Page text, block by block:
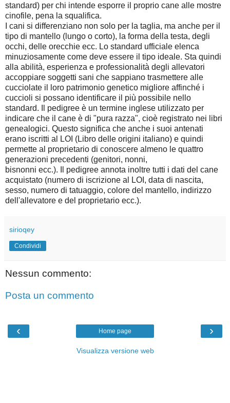
standard) per chi intende esporre il proprio cane alle mostre
cinofile, pena la squalifica.
I cani si differenziano non solo per la taglia, ma anche per il
tipo di mantello (lungo o corto), la forma della testa, degli
occhi, delle orecchie ecc. Lo standard ufficiale elenca
minuziosamente come deve essere il tipo ideale. Sta quindi
alla abilità, esperienza e professionalità degli allevatori
accoppiare soggetti sani che sappiano trasmettere alle
cucciolate il loro patrimonio genetico migliore affinché i
cuccioli si possano identificare il più possibile nello
standard. Il pedigree è un termine inglese utilizzato per
indicare che il cane è di "pura razza", cioè registrato nei libri
genealogici. Questo significa che anche i suoi antenati
erano iscritti al LOI (Libro delle origini italiano) e quindi
permette al proprietario di conoscere almeno le quattro
generazioni precedenti (genitori, nonni,
bisnonni ecc.). Il pedigree annota inoltre tutti i dati del cane
acquistato (numero di iscrizione al LOI, data di nascita,
sesso, numero di tatuaggio, colore del mantello, indirizzo
dell'allevatore e del proprietario ecc.).
sirioqey
Condividi
Nessun commento:
Posta un commento
‹ ›
Home page
Visualizza versione web